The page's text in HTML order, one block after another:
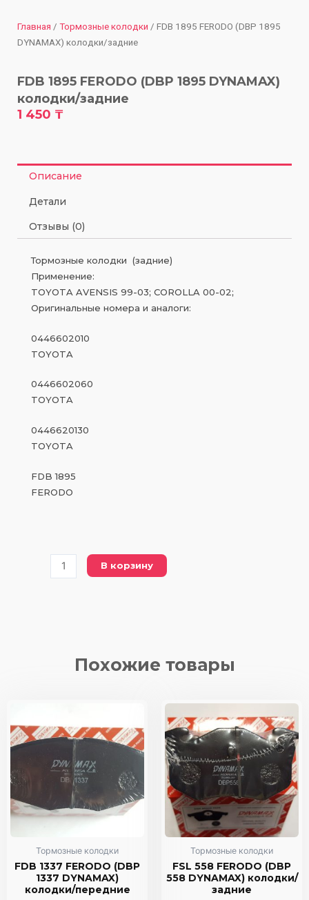
Главная / Тормозные колодки / FDB 1895 FERODO (DBP 1895
DYNAMAX) колодки/задние
FDB 1895 FERODO (DBP 1895 DYNAMAX)
колодки/задние
1 450 ₸
Описание
Детали
Отзывы (0)
Тормозные колодки (задние)
Применение:
TOYOTA AVENSIS 99-03; COROLLA 00-02;
Оригинальные номера и аналоги:
0446602010
TOYOTA
0446602060
TOYOTA
0446620130
TOYOTA
FDB 1895
FERODO
Количество
товара
DYNAMAX)
В корзину
Похожие товары
Тормозные колодки
FDB 1337 FERODO (DBP
1337 DYNAMAX)
колодки/передние
Тормозные колодки
FSL 558 FERODO (DBP
558 DYNAMAX) колодки/
задние